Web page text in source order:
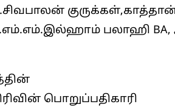
பலாஹி BA,
பொறுப்பதிகாரி